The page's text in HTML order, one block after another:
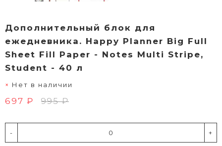
Дополнительный блок для
ежедневника. Happy Planner Big Full
Sheet Fill Paper - Notes Multi Stripe,
Student - 40 л
Нет в наличии
697 ₽ 995 ₽
- +